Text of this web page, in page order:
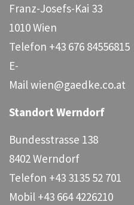
Franz-Josefs-Kai 33
1010 Wien
Telefon +43 676 84556815
E-
Mail wien@gaedke.co.at
Standort Werndorf
Bundesstrasse 138
8402 Werndorf
Telefon +43 3135 52 701
Mobil +43 664 4226210